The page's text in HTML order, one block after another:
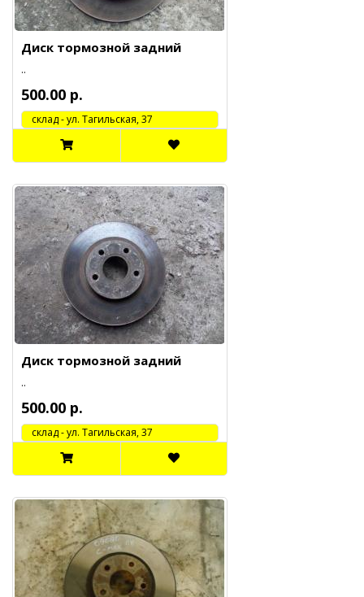
Диск тормозной задний
..
500.00 р.
cклад - ул. Тагильская, 37
Диск тормозной задний
..
500.00 р.
cклад - ул. Тагильская, 37